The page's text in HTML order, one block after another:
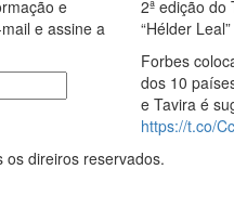
e
e assine a
2ª edição do
“Hélder Leal”
Forbes
dos 10
e Tavira é
https://t.co/
direiros reservados.